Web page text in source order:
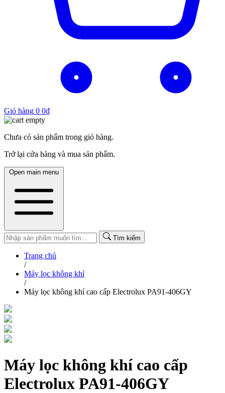
Giỏ hàng 0 0₫
Chưa có sản phẩm trong giỏ hàng.
Trở lại cửa hàng và mua sản phẩm.
Open main menu
Tìm kiếm
Trang chủ
/
Máy lọc không khí
/
Máy lọc không khí cao cấp Electrolux PA91-406GY
Máy lọc không khí cao cấp
Electrolux PA91-406GY